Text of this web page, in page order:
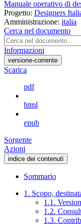
Manuale operativo di
Progetto: Designers
Amministrazione: italia
Cerca nel documento
Informazioni
versione-corrente
Scarica
pdf
html
epub
Sorgente
Azioni
indice dei contenuti
Sommario
1. Scopo,
1.1.
1.2.
1.3.